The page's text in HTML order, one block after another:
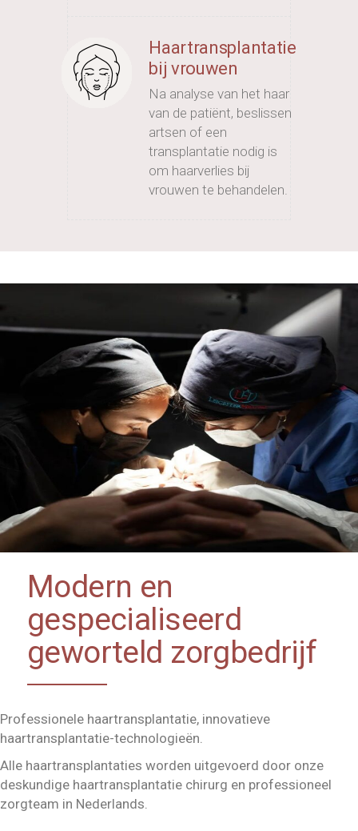
Haartransplantatie
bij vrouwen
Na analyse van het haar
van de patiënt, beslissen
artsen of een
transplantatie nodig is
om haarverlies bij
vrouwen te behandelen.
Modern en
gespecialiseerd
geworteld zorgbedrijf
Professionele haartransplantatie, innovatieve
haartransplantatie-technologieën.
Alle haartransplantaties worden uitgevoerd door onze
deskundige haartransplantatie chirurg en professioneel
zorgteam in Nederlands.